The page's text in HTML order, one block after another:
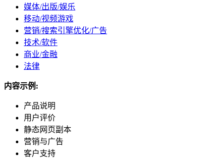
媒体/出版/娱乐
移动/视频游戏
营销/搜索引擎优化/广告
技术/软件
商业/金融
法律
内容示例:
产品说明
用户评价
静态网页副本
营销与广告
客户支持